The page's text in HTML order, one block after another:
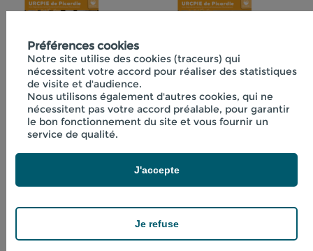
Fiche technique
n°40 "Initiation à la
lactofermentation"
Fiche technique
n°41 "Boissons
Préférences cookies
Notre site utilise des cookies (traceurs) qui
nécessitent votre accord pour réaliser des statistiques
de visite et d'audience.
Nous utilisons également d'autres cookies, qui ne
nécessitent pas votre accord préalable, pour garantir
le bon fonctionnement du site et vous fournir un
service de qualité.
Je refuse
J'accepte